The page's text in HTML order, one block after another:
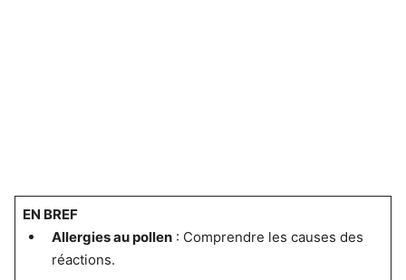
EN BREF
Allergies au pollen: Comprendre les causes des
réactions.